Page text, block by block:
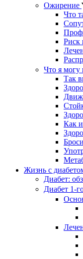
Ожирение
Что
Риск
Что я могу
Так
Как
Жизнь с
Диабет:
Диабет 1-